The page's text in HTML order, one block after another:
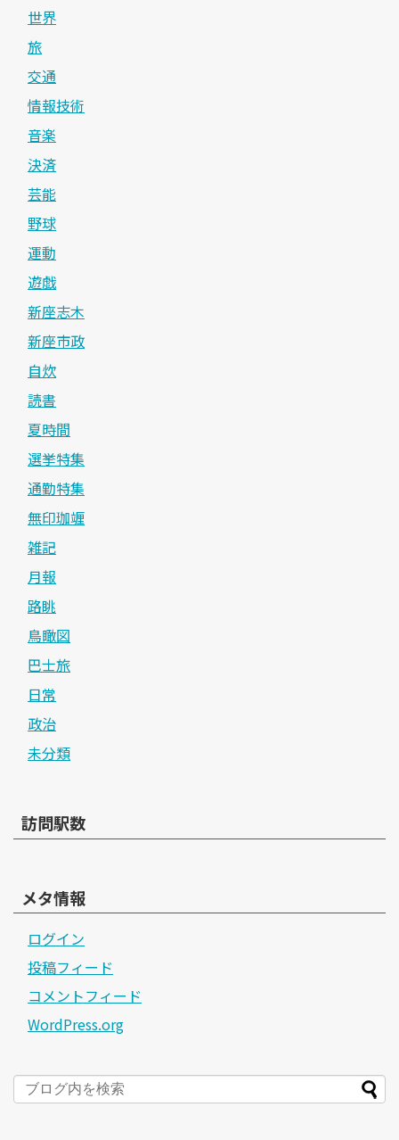
世界
旅
交通
情報技術
音楽
決済
芸能
野球
運動
遊戯
新座志木
新座市政
自炊
読書
夏時間
選挙特集
通勤特集
無印珈竰
雑記
月報
路眺
鳥瞰図
巴士旅
日常
政治
未分類
訪問駅数
メタ情報
ログイン
投稿フィード
コメントフィード
WordPress.org